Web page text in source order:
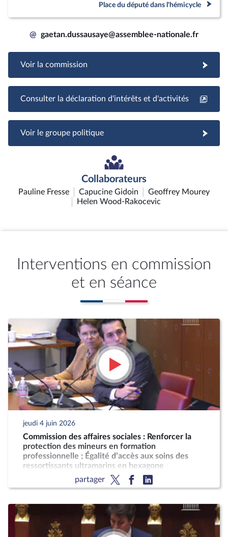
Place du député dans l'hémicycle
@ gaetan.dussausaye@assemblee-nationale.fr
Voir la commission
Consulter la déclaration d'intérêts et d'activités
Voir le groupe politique
Collaborateurs
Pauline Fresse Capucine Gidoin
Geoffrey Mourey
Helen Wood-Rakocevic
Interventions en commission
et en séance
jeudi 4 juin 2026
Commission des affaires sociales : Renforcer la
protection des mineurs en formation
professionnelle ; Égalité d’accès aux soins des
ressortissants ultramarins en hexagone
partager